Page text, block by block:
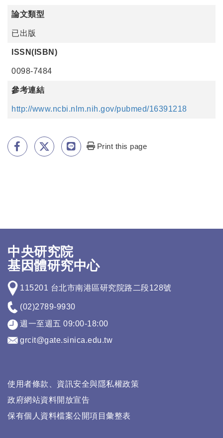
論文類型
已出版
ISSN(ISBN)
0098-7484
參考連結
http://www.ncbi.nlm.nih.gov/pubmed/16391218
Print this page
中央研究院
基因體研究中心
115201 台北市南港區研究院路二段128號
(02)2789-9930
週一至週五 09:00-18:00
grcit@gate.sinica.edu.tw
使用者條款、資訊安全與隱私權政策
政府網站資料開放宣告
保有個人資料檔案公開項目彙整表